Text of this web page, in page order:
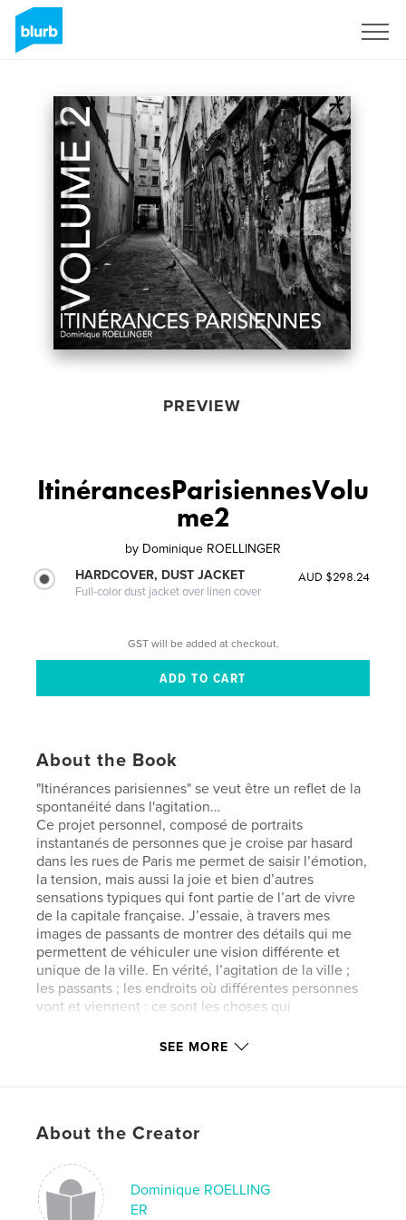
PREVIEW
ItinérancesParisiennesVolu
me2
by Dominique ROELLINGER
HARDCOVER, DUST JACKET
Full-color dust jacket over linen cover
AUD $298.24
GST will be added at checkout.
About the Book
"Itinérances parisiennes" se veut être un reflet de la
spontanéité dans l'agitation…
Ce projet personnel, composé de portraits
instantanés de personnes que je croise par hasard
dans les rues de Paris me permet de saisir l’émotion,
la tension, mais aussi la joie et bien d’autres
sensations typiques qui font partie de l’art de vivre
de la capitale française. J’essaie, à travers mes
images de passants de montrer des détails qui me
permettent de véhiculer une vision différente et
unique de la ville. En vérité, l’agitation de la ville ;
les passants ; les endroits où différentes personnes
vont et viennent : ce sont les choses qui
Additional Categories Fine Art Photography
Project Option:
33×28 cm
# of Pages:
240
SEE MORE
About the Creator
Dominique ROELLING
ER